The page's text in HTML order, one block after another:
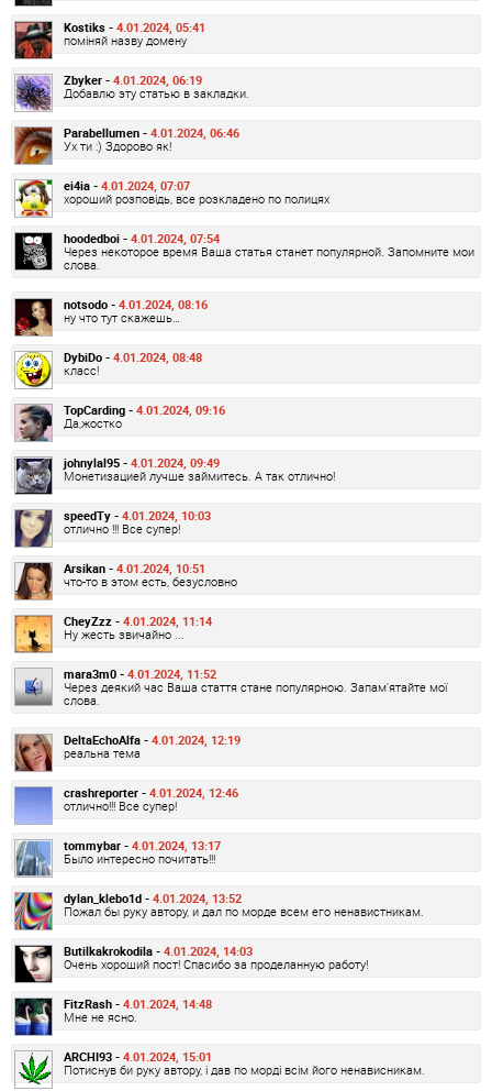
Kostiks - 4.01.2024, 05:41
поміняй назву домену
Zbyker - 4.01.2024, 06:19
Добавлю эту статью в закладки.
Parabellumen - 4.01.2024, 06:46
Ух ти :) Здорово як!
ei4ia - 4.01.2024, 07:07
хороший розповідь, все розкладено по полицях
hoodedboi - 4.01.2024, 07:54
Через некоторое время Ваша статья станет популярной. Запомните мои
слова.
notsodo - 4.01.2024, 08:16
ну что тут скажешь…
DybiDo - 4.01.2024, 08:48
класс!
TopCarding - 4.01.2024, 09:16
Да,жостко
johnylal95 - 4.01.2024, 09:49
Монетизацией лучше займитесь. А так отлично!
speedTy - 4.01.2024, 10:03
отлично !!! Все супер!
Arsikan - 4.01.2024, 10:51
что-то в этом есть, безусловно
CheyZzz - 4.01.2024, 11:14
Ну жесть звичайно ...
mara3m0 - 4.01.2024, 11:52
Через деякий час Ваша стаття стане популярною. Запам'ятайте мої
слова.
DeltaEchoAlfa - 4.01.2024, 12:19
реальна тема
crashreporter - 4.01.2024, 12:46
отлично!!! Все супер!
tommybar - 4.01.2024, 13:17
Было интересно почитать!!!
dylan_klebo1d - 4.01.2024, 13:52
Пожал бы руку автору, и дал по морде всем его ненавистникам.
Butilkakrokodila - 4.01.2024, 14:03
Очень хороший пост! Спасибо за проделанную работу!
FitzRash - 4.01.2024, 14:48
Мне не ясно.
ARCHI93 - 4.01.2024, 15:01
Потиснув би руку автору, і дав по морді всім його ненависникам.